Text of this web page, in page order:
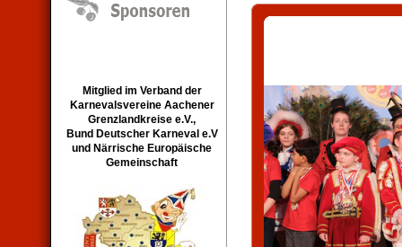
Mitglied im Verband der
Karnevalsvereine Aachener
Grenzlandkreise e.V.,
Bund Deutscher Karneval e.V
und Närrische Europäische
Gemeinschaft